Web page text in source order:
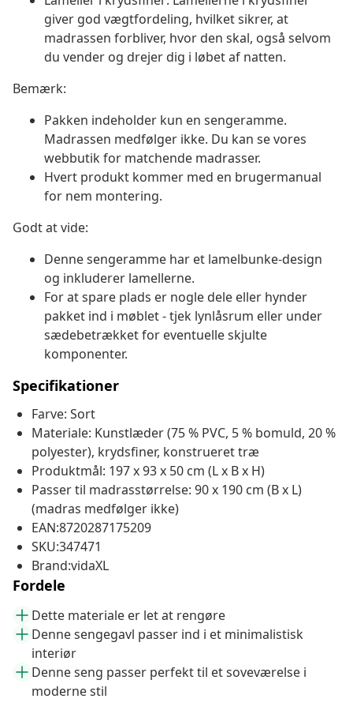
giver god vægtfordeling, hvilket sikrer, at
madrassen forbliver, hvor den skal, også selvom
du vender og drejer dig i løbet af natten.
Bemærk:
Pakken indeholder kun en sengeramme.
Madrassen medfølger ikke. Du kan se vores
webbutik for matchende madrasser.
Hvert produkt kommer med en brugermanual
for nem montering.
Godt at vide:
Denne sengeramme har et lamelbunke-design
og inkluderer lamellerne.
For at spare plads er nogle dele eller hynder
pakket ind i møblet - tjek lynlåsrum eller under
sædebetrækket for eventuelle skjulte
komponenter.
Specifikationer
Farve: Sort
Materiale: Kunstlæder (75 % PVC, 5 % bomuld, 20 %
polyester), krydsfiner, konstrueret træ
Produktmål: 197 x 93 x 50 cm (L x B x H)
Passer til madrasstørrelse: 90 x 190 cm (B x L)
(madras medfølger ikke)
EAN:8720287175209
SKU:347471
Brand:vidaXL
Fordele
Dette materiale er let at rengøre
Denne sengegavl passer ind i et minimalistisk
interiør
Denne seng passer perfekt til et soveværelse i
moderne stil